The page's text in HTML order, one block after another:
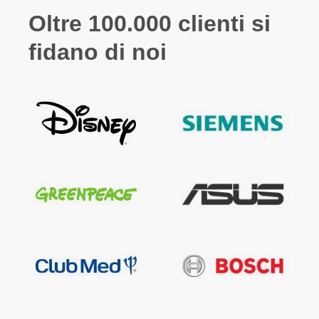
Oltre 100.000 clienti si
fidano di noi